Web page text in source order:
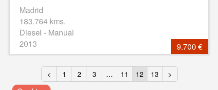
Madrid
183.764 kms.
Diesel - Manual
2013
9.700 €
< 1 2 3 … 11 12 13 >